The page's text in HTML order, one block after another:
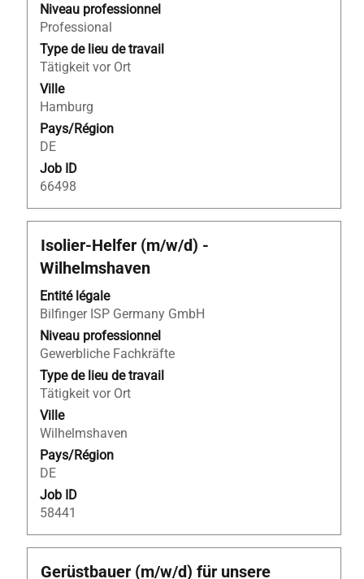
Niveau professionnel
Professional
Type de lieu de travail
Tätigkeit vor Ort
Ville
Hamburg
Pays/Région
DE
Job ID
66498
d’espacement
pour
afficher
tout
le
contenu
des
informations
d’emploi.
Titre
Isolier-Helfer (m/w/d) -
Wilhelmshaven
Entité légale
Bilfinger ISP Germany GmbH
Niveau professionnel
Gewerbliche Fachkräfte
Type de lieu de travail
Tätigkeit vor Ort
Ville
Wilhelmshaven
Pays/Région
DE
Job ID
58441
Sélectionnez
avec
la
barre
d’espacement
pour
afficher
tout
le
contenu
des
informations
d’emploi.
Titre
Gerüstbauer (m/w/d) für unsere
Sélectionnez